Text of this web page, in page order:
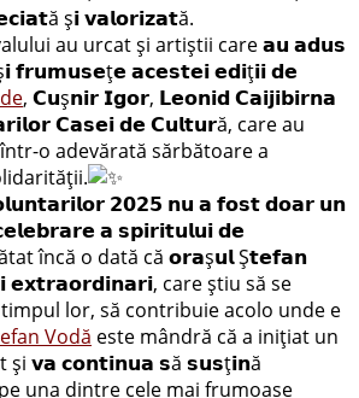
ș𝗶 𝘃𝗮𝗹𝗼𝗿𝗶𝘇𝗮𝘁ă.
au urcat și artiștii care 𝗮𝘂 𝗮𝗱𝘂𝘀
𝗳𝗿𝘂𝗺𝘂𝘀𝗲ț𝗲 𝗮𝗰𝗲𝘀𝘁𝗲𝗶 𝗲𝗱𝗶ț𝗶𝗶 𝗱𝗲
, 𝗖𝘂ș𝗻𝗶𝗿 𝗜𝗴𝗼𝗿, 𝗟𝗲𝗼𝗻𝗶𝗱 𝗖𝗮𝗶𝗷𝗶𝗯𝗶𝗿𝗻𝗮
𝗖𝗮𝘀𝗲𝗶 𝗱𝗲 𝗖𝘂𝗹𝘁𝘂𝗿ă, care au
o adevărată sărbătoare a
𝟮𝟬𝟮𝟱 𝗻𝘂 𝗮 𝗳𝗼𝘀𝘁 𝗱𝗼𝗮𝗿 𝘂𝗻
𝗮 𝘀𝗽𝗶𝗿𝗶𝘁𝘂𝗹𝘂𝗶 𝗱𝗲
încă o dată că 𝗼𝗿𝗮ș𝘂𝗹 Ș𝘁𝗲𝗳𝗮𝗻
care știu să se
lor, să contribuie acolo unde e
Vodă este mândră că a inițiat un
și 𝘃𝗮 𝗰𝗼𝗻𝘁𝗶𝗻𝘂𝗮 𝘀ă 𝘀𝘂𝘀ț𝗶𝗻ă
una dintre cele mai frumoase